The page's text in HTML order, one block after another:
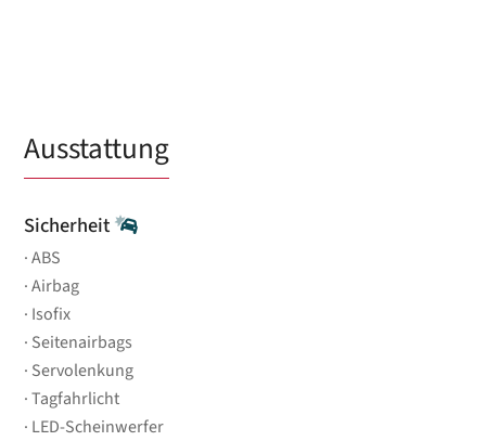
Ausstattung
Sicherheit
ABS
Airbag
Isofix
Seitenairbags
Servolenkung
Tagfahrlicht
LED-Scheinwerfer